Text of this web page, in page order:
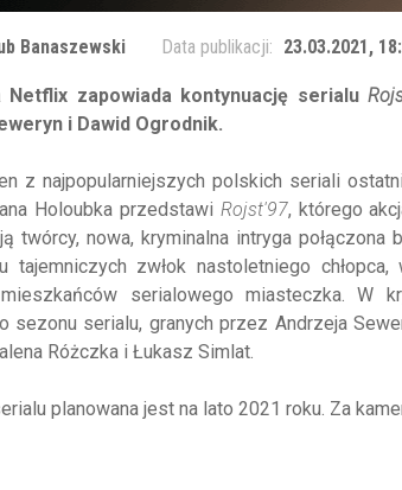
Banaszewski Data publikacji: 23.03.2021,
Netflix zapowiada kontynuację serialu
i Dawid Ogrodnik.
z najpopularniejszych polskich seriali
Holoubka przedstawi Rojst'97, którego
twórcy, nowa, kryminalna intryga
tajemniczych zwłok nastoletniego
serialowego miasteczka. W
sezonu serialu, granych przez Andrzeja
Różczka i Łukasz Simlat.
planowana jest na lato 2021 roku. Za